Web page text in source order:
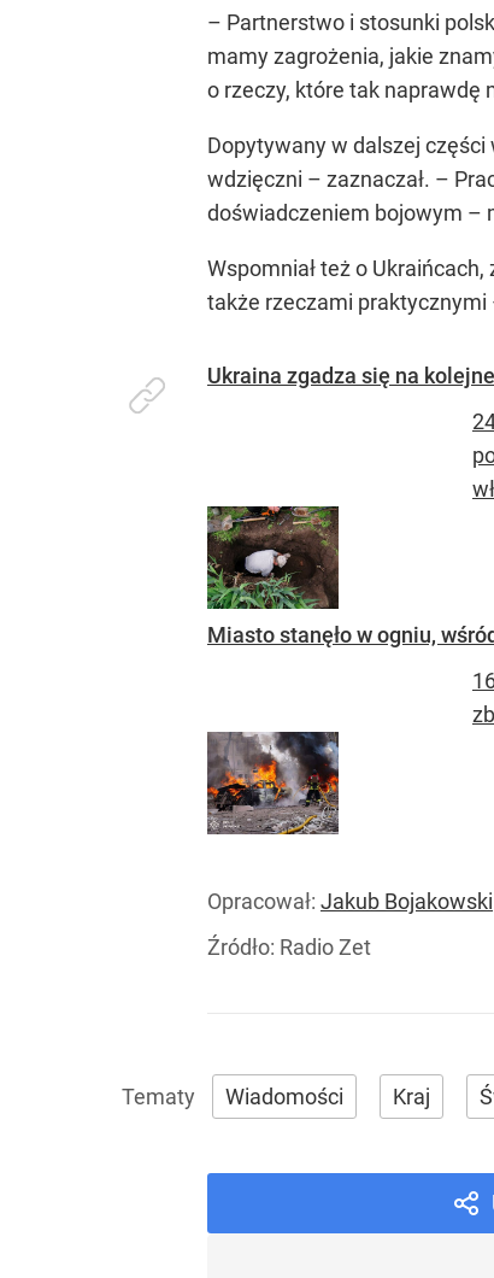
– Partnerstwo i stosunki
mamy zagrożenia, jakie
o rzeczy, które tak naprawdę
Dopytywany w dalszej
wdzięczni – zaznaczał. –
doświadczeniem bojowym –
Wspomniał też o
także rzeczami praktycznymi
Ukraina zgadza się na
Miasto stanęło w ogniu,
Opracował: Jakub Bojakowski
Źródło: Radio Zet
Wiadomości Kraj